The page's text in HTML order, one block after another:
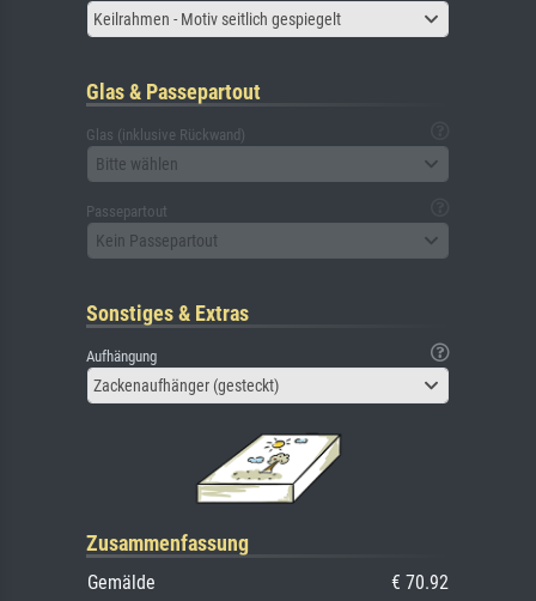
Keilrahmen - Motiv seitlich gespiegelt
Glas & Passepartout
Glas (inklusive Rückwand)
Bitte wählen
Passepartout
Kein Passepartout
Sonstiges & Extras
Aufhängung
Zackenaufhänger (gesteckt)
Zusammenfassung
Gemälde
€ 70.92